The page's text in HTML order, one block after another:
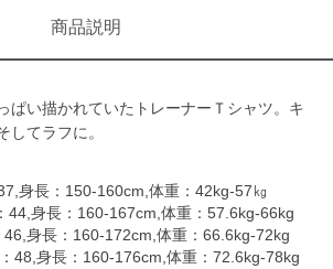
商品説明
ぱい描かれていたトレーナーＴシャツ。キ
してラフに。
身長：150-160cm,体重：42kg-57㎏
44,身長：160-167cm,体重：57.6kg-66kg
身長：160-172cm,体重：66.6kg-72kg
48,身長：160-176cm,体重：72.6kg-78kg